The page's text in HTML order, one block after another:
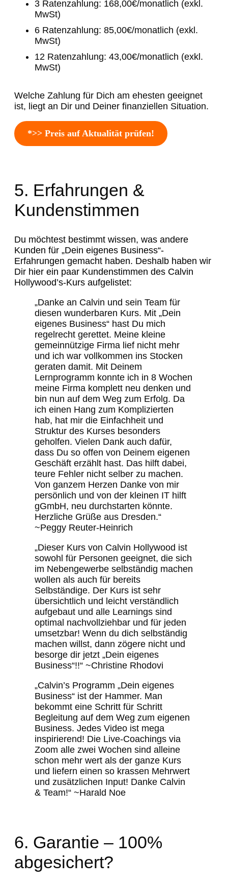
3 Ratenzahlung: 168,00€/monatlich (exkl.
MwSt)
6 Ratenzahlung: 85,00€/monatlich (exkl.
MwSt)
12 Ratenzahlung: 43,00€/monatlich (exkl.
MwSt)
Welche Zahlung für Dich am ehesten geeignet
ist, liegt an Dir und Deiner finanziellen Situation.
*>> Preis auf Aktualität prüfen!
5. Erfahrungen &
Kundenstimmen
Du möchtest bestimmt wissen, was andere
Kunden für „Dein eigenes Business“-
Erfahrungen gemacht haben. Deshalb haben wir
Dir hier ein paar Kundenstimmen des Calvin
Hollywood’s-Kurs aufgelistet:
„Danke an Calvin und sein Team für
diesen wunderbaren Kurs. Mit „Dein
eigenes Business“ hast Du mich
regelrecht gerettet. Meine kleine
gemeinnützige Firma lief nicht mehr
und ich war vollkommen ins Stocken
geraten damit. Mit Deinem
Lernprogramm konnte ich in 8 Wochen
meine Firma komplett neu denken und
bin nun auf dem Weg zum Erfolg. Da
ich einen Hang zum Komplizierten
hab, hat mir die Einfachheit und
Struktur des Kurses besonders
geholfen. Vielen Dank auch dafür,
dass Du so offen von Deinem eigenen
Geschäft erzählt hast. Das hilft dabei,
teure Fehler nicht selber zu machen.
Von ganzem Herzen Danke von mir
persönlich und von der kleinen IT hilft
gGmbH, neu durchstarten könnte.
Herzliche Grüße aus Dresden.“
~Peggy Reuter-Heinrich
„Dieser Kurs von Calvin Hollywood ist
sowohl für Personen geeignet, die sich
im Nebengewerbe selbständig machen
wollen als auch für bereits
Selbständige. Der Kurs ist sehr
übersichtlich und leicht verständlich
aufgebaut und alle Learnings sind
optimal nachvollziehbar und für jeden
umsetzbar! Wenn du dich selbständig
machen willst, dann zögere nicht und
besorge dir jetzt „Dein eigenes
Business“!!“ ~Christine Rhodovi
„Calvin’s Programm „Dein eigenes
Business“ ist der Hammer. Man
bekommt eine Schritt für Schritt
Begleitung auf dem Weg zum eigenen
Business. Jedes Video ist mega
inspirierend! Die Live-Coachings via
Zoom alle zwei Wochen sind alleine
schon mehr wert als der ganze Kurs
und liefern einen so krassen Mehrwert
und zusätzlichen Input! Danke Calvin
& Team!“ ~Harald Noe
6. Garantie – 100%
abgesichert?